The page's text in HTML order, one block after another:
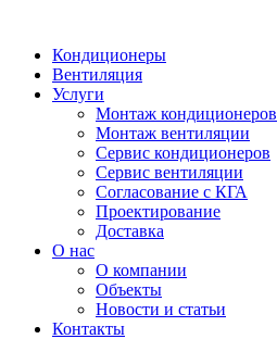
Кондиционеры
Вентиляция
Услуги
Монтаж кондиционеров
Монтаж вентиляции
Сервис кондиционеров
Сервис вентиляции
Согласование с КГА
Проектирование
Доставка
О нас
О компании
Объекты
Новости и статьи
Контакты